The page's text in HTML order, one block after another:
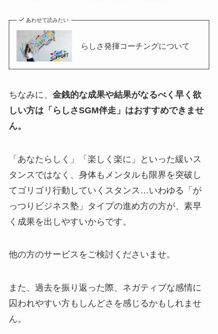
あわせて読みたい
らしさ発揮コーチングについて
ちなみに、 金銭的な成果や結果がなるべく早く欲
しい方は「らしさSGM伴走」はおすすめできませ
ん。
「あなたらしく」「楽しく楽に」といった緩いス
タンスではなく、身体もメンタルも限界を突破し
てゴリゴリ行動していくスタンス…いわゆる「が
っつりビジネス塾」タイプの進め方の方が、素早
く成果を出しやすいからです。
他の方のサービスをご検討くださいませ。
また、過去を振り返った際、ネガティブな感情に
囚われやすい方もしんどさを感じるかもしれませ
ん。